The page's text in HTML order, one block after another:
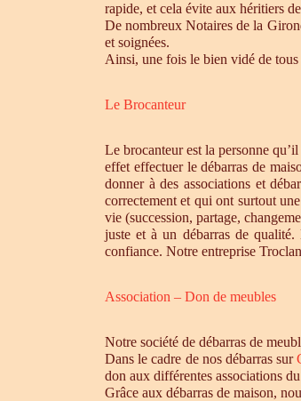
rapide, et cela évite aux héritiers
De nombreux Notaires de la
et soignées.
Ainsi, une fois le bien vidé de tous
Le Brocanteur
Le brocanteur est la personne
effet effectuer le débarras de
donner à des associations et
correctement et qui ont surtout
vie (succession, partage,
juste et à un débarras de
confiance. Notre entreprise
Association – Don de meubles
Notre société de débarras de
Dans le cadre de nos débarras sur
don aux différentes associations
Grâce aux débarras de maison,